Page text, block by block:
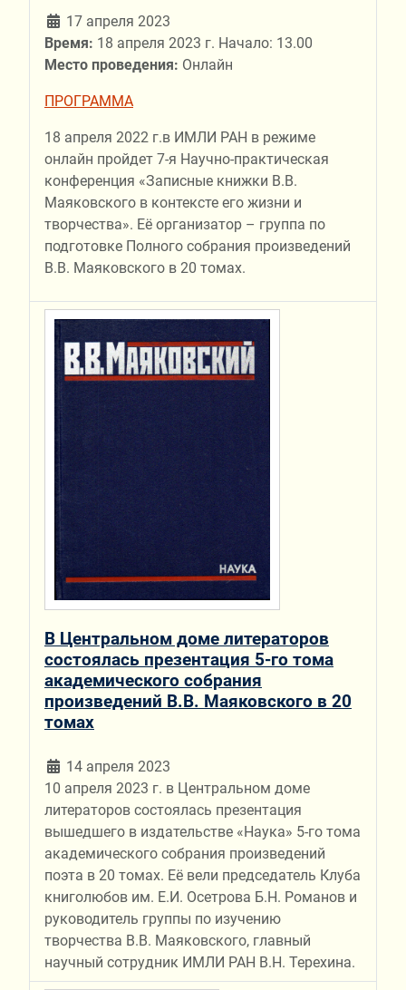
17 апреля 2023
Время: 18 апреля 2023 г. Начало: 13.00
Место проведения: Онлайн
ПРОГРАММА
18 апреля 2022 г.в ИМЛИ РАН в режиме
онлайн пройдет 7-я Научно-практическая
конференция «Записные книжки В.В.
Маяковского в контексте его жизни и
творчества». Её организатор – группа по
подготовке Полного собрания произведений
В.В. Маяковского в 20 томах.
В Центральном доме литераторов
состоялась презентация 5-го тома
академического собрания
произведений В.В. Маяковского в 20
томах
14 апреля 2023
10 апреля 2023 г. в Центральном доме
литераторов состоялась презентация
вышедшего в издательстве «Наука» 5-го тома
академического собрания произведений
поэта в 20 томах. Её вели председатель Клуба
книголюбов им. Е.И. Осетрова Б.Н. Романов и
руководитель группы по изучению
творчества В.В. Маяковского, главный
научный сотрудник ИМЛИ РАН В.Н. Терехина.